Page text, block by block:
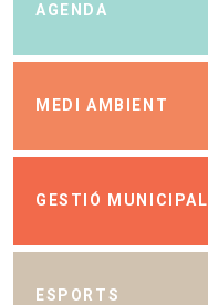
AGENDA
MEDI AMBIENT
GESTIÓ MUNICIPAL
ESPORTS